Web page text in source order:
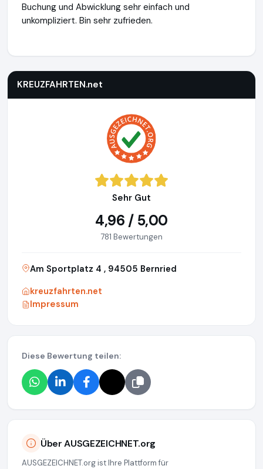
Buchung und Abwicklung sehr einfach und
unkompliziert. Bin sehr zufrieden.
KREUZFAHRTEN.net
Sehr Gut
4,96 / 5,00
781 Bewertungen
Am Sportplatz 4 , 94505 Bernried
kreuzfahrten.net
Impressum
Diese Bewertung teilen:
Über AUSGEZEICHNET.org
AUSGEZEICHNET.org ist Ihre Plattform für